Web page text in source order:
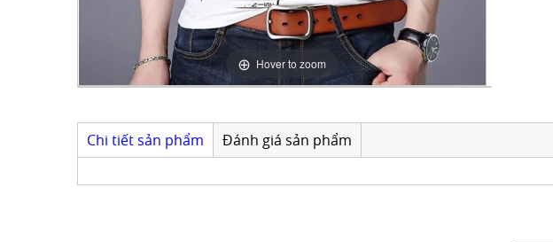
Hover to zoom
Chi tiết sản phẩm Đánh giá sản phẩm